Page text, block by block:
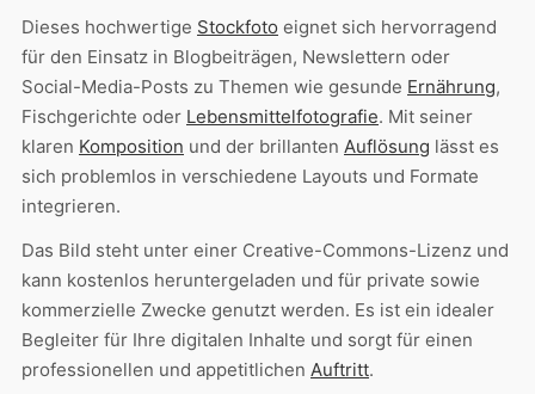
Dieses hochwertige Stockfoto eignet sich hervorragend
für den Einsatz in Blogbeiträgen, Newslettern oder
Social-Media-Posts zu Themen wie gesunde Ernährung,
Fischgerichte oder Lebensmittelfotografie. Mit seiner
klaren Komposition und der brillanten Auflösung lässt es
sich problemlos in verschiedene Layouts und Formate
integrieren.
Das Bild steht unter einer Creative-Commons-Lizenz und
kann kostenlos heruntergeladen und für private sowie
kommerzielle Zwecke genutzt werden. Es ist ein idealer
Begleiter für Ihre digitalen Inhalte und sorgt für einen
professionellen und appetitlichen Auftritt.